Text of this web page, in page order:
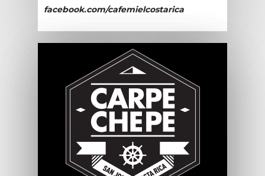
facebook.com/cafemielcostarica